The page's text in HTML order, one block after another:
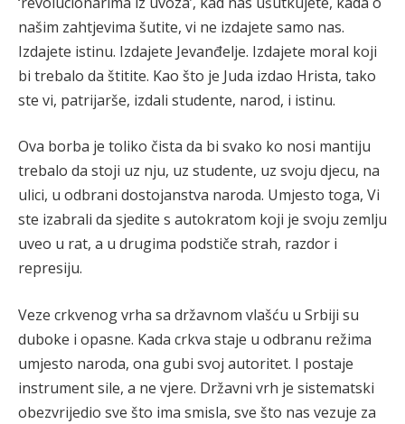
našim zahtjevima šutite, vi ne izdajete samo nas.
Izdajete istinu. Izdajete Jevanđelje. Izdajete moral koji
bi trebalo da štitite. Kao što je Juda izdao Hrista, tako
ste vi, patrijarše, izdali studente, narod, i istinu.
Ova borba je toliko čista da bi svako ko nosi mantiju
trebalo da stoji uz nju, uz studente, uz svoju djecu, na
ulici, u odbrani dostojanstva naroda. Umjesto toga, Vi
ste izabrali da sjedite s autokratom koji je svoju zemlju
uveo u rat, a u drugima podstiče strah, razdor i
represiju.
Veze crkvenog vrha sa državnom vlašću u Srbiji su
duboke i opasne. Kada crkva staje u odbranu režima
umjesto naroda, ona gubi svoj autoritet. I postaje
instrument sile, a ne vjere. Državni vrh je sistematski
obezvrijedio sve što ima smisla, sve što nas vezuje za